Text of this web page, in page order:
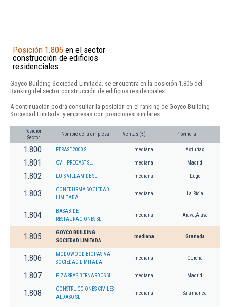
Posición 1.805 en el sector
construcción de edificios
residenciales
Goyco Building Sociedad Limitada. se encuentra en la posición 1.805 del
Ranking del sector construcción de edificios residenciales.
A continuación podrá consultar la posición en el ranking de Goyco Building
Sociedad Limitada. y empresas con posiciones similares:
Posición
Sector
Nombre de la empresa Ventas (€) Provincia
1.800 FERASE 2000 SL. mediana Asturias
1.801 CVH PRECAST SL. mediana Madrid
1.802 LUIS VILLAMIDE SL mediana Lugo
1.803
CONEDURMA SOCIEDAD
LIMITADA.
mediana La Rioja
1.804
BASABIDE
RESTAURACIONES SL
mediana Arava,Álava
1.805
GOYCO BUILDING
SOCIEDAD LIMITADA.
mediana Granada
1.806
MODOWOOD BIOPASIVA
SOCIEDAD LIMITADA.
mediana Gerona
1.807 PIZARRAS BERNARDOS SL. mediana Madrid
1.808
CONSTRUCCIONES CIVILES
ALDASO SL
mediana Salamanca